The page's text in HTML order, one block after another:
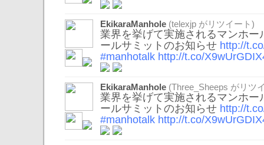
EkikaraManhole (telexjp がリツイート)
業界を挙げて実施されるマンホー
ールサミットのお知らせ http://
#manhotalk http://t.co/
EkikaraManhole (Three_Sheeps がリツ
業界を挙げて実施されるマンホー
ールサミットのお知らせ http://
#manhotalk http://t.co/